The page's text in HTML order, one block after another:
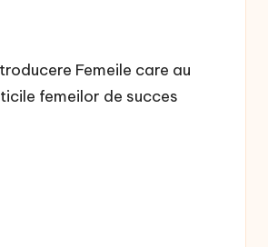
Femeile care au
femeilor de succes